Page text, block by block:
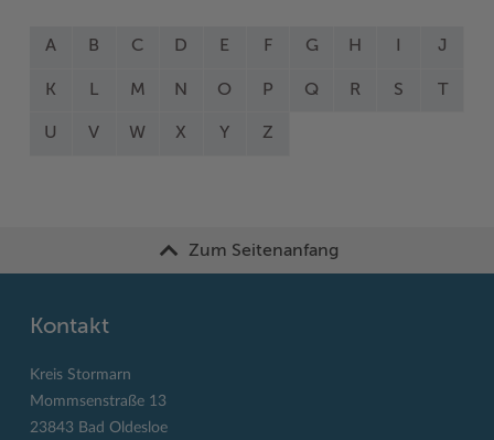
A B C D E F G H I J
K L M N O P Q R S
U V W X Y Z
Zum Seitenanfang
Kontakt
Kreis Stormarn
Mommsenstraße 13
23843 Bad Oldesloe